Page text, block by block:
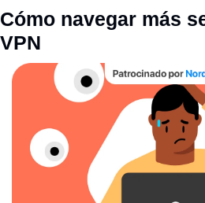
Cómo navegar más
VPN